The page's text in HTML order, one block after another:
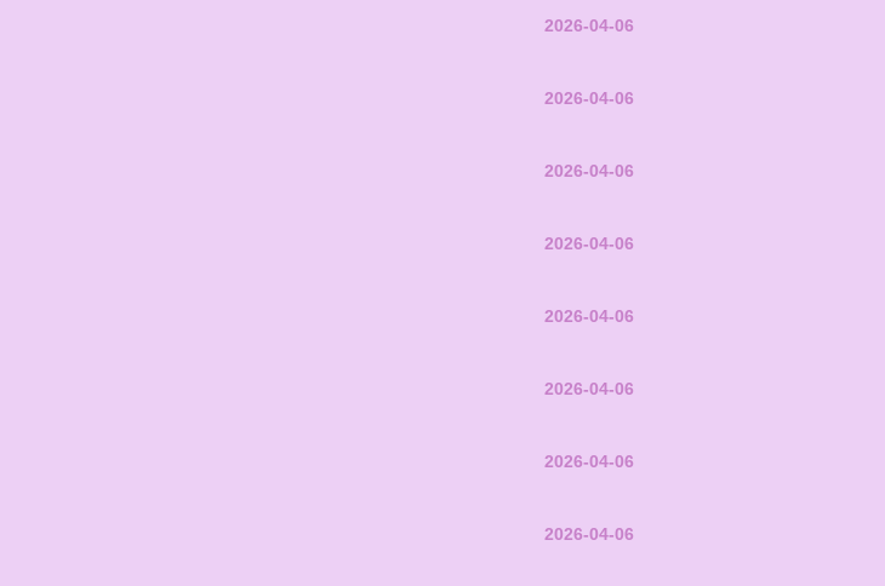
2026-04-06
2026-04-06
2026-04-06
2026-04-06
2026-04-06
2026-04-06
2026-04-06
2026-04-06